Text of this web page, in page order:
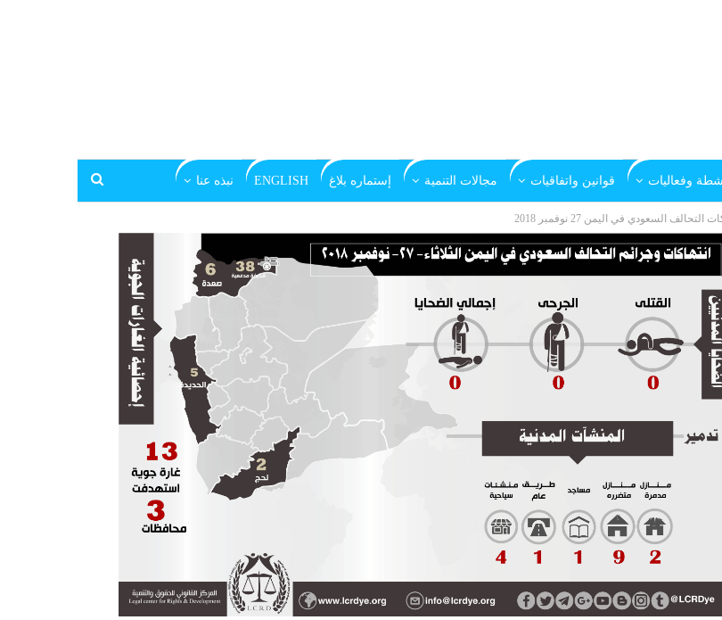
وفعاليات قوانين واتفاقيات مجالات التنمية إستماره بلاغ ENGLISH نبذه عنا
السعودي في اليمن 27 نوفمبر 2018